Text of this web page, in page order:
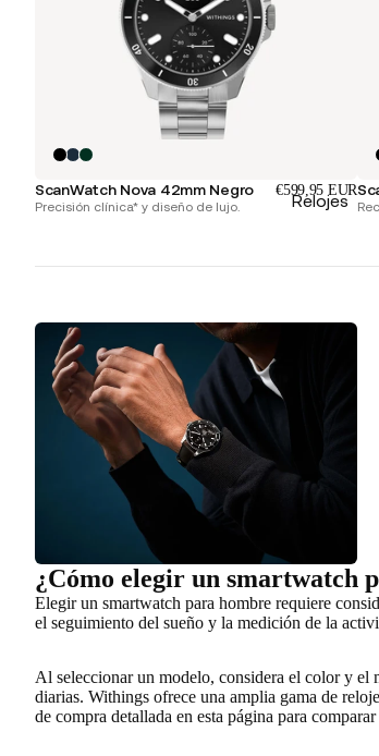
Relojes
ScanWatch Nova 42mm Negro €599,95 EUR
Precisión clínica* y diseño de lujo.
¿Cómo elegir un smartwatch
Elegir un smartwatch para hombre requiere
el seguimiento del sueño y la medición de la
Al seleccionar un modelo, considera el color y el
diarias. Withings ofrece una amplia gama de
de compra detallada en esta página para